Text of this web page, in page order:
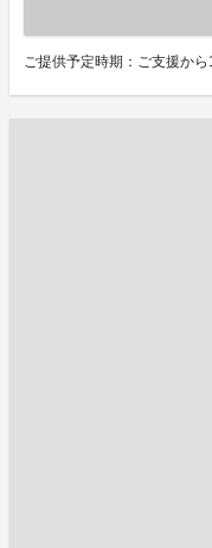
ご提供予定時期：ご支援か